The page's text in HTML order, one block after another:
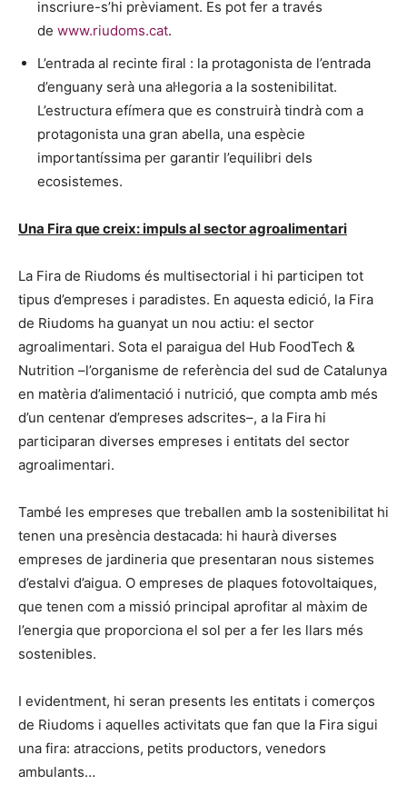
inscriure-s’hi prèviament. Es pot fer a través
de www.riudoms.cat.
L’entrada al recinte firal : la protagonista de l’entrada
d’enguany serà una al·legoria a la sostenibilitat.
L’estructura efímera que es construirà tindrà com a
protagonista una gran abella, una espècie
importantíssima per garantir l’equilibri dels
ecosistemes.
Una Fira que creix: impuls al sector agroalimentari
La Fira de Riudoms és multisectorial i hi participen tot
tipus d’empreses i paradistes. En aquesta edició, la Fira
de Riudoms ha guanyat un nou actiu: el sector
agroalimentari. Sota el paraigua del Hub FoodTech &
Nutrition –l’organisme de referència del sud de Catalunya
en matèria d’alimentació i nutrició, que compta amb més
d’un centenar d’empreses adscrites–, a la Fira hi
participaran diverses empreses i entitats del sector
agroalimentari.
També les empreses que treballen amb la sostenibilitat hi
tenen una presència destacada: hi haurà diverses
empreses de jardineria que presentaran nous sistemes
d’estalvi d’aigua. O empreses de plaques fotovoltaiques,
que tenen com a missió principal aprofitar al màxim de
l’energia que proporciona el sol per a fer les llars més
sostenibles.
I evidentment, hi seran presents les entitats i comerços
de Riudoms i aquelles activitats que fan que la Fira sigui
una fira: atraccions, petits productors, venedors
ambulants…